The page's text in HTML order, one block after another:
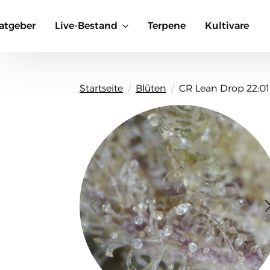
Live-Bestand Terpene Kultivare
Startseite Blüten CR Lean Drop 22:01